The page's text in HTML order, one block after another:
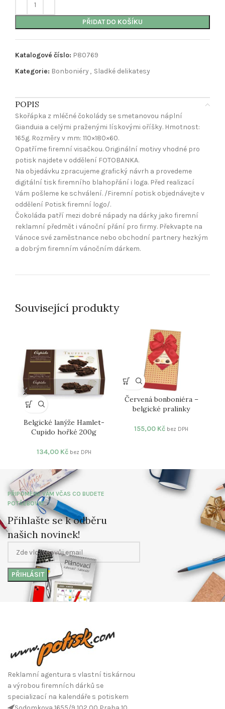
PŘIDAT DO KOŠÍKU
Katalogové číslo: P80769
Kategorie: Bonboniéry, Sladké delikatesy
POPIS
Skořápka z mléčné čokolády se smetanovou náplní
Gianduia a celými praženými lískovými oříšky. Hmotnost:
165g. Rozměry v mm: 110×180×60.
Opatříme firemní visačkou. Originální motivy vhodné pro
potisk najdete v oddělení FOTOBANKA.
Na objedávku zpracujeme grafický návrh a provedeme
digitální tisk firemního blahopřání i loga. Před realizací
Vám pošleme ke schválení. /Firemní potisk objednávejte v
oddělení Potisk firemní logo/.
Čokoláda patří mezi dobré nápady na dárky jako firemní
reklamní předmět i vánoční přání pro firmy. Překvapte na
Vánoce své zaměstnance nebo obchodní partnery hezkým
a dobrým firemním vánočním dárkem.
Související produkty
Belgické lanýže Hamlet-
Cupido hořké 200g
134,00 Kč bez DPH
Červená bonboniéra –
belgické pralinky
155,00 Kč bez DPH
PŘIPOMENE VÁM VČAS CO BUDETE
POTŘEBOVAT
Přihlašte se k odběru
našich novinek!
Reklamní agentura s vlastní tiskárnou
a výrobou firemních dárků se
specializací na kalendáře s potiskem